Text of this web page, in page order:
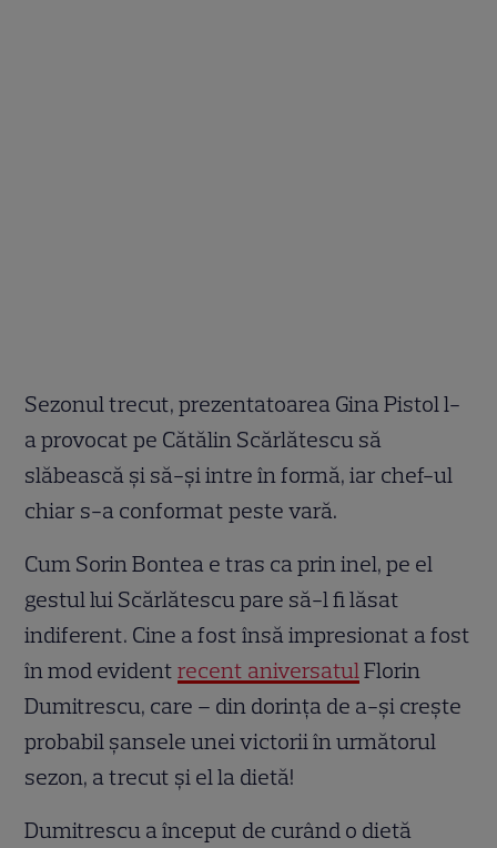
Sezonul trecut, prezentatoarea Gina Pistol l-
a provocat pe Cătălin Scărlătescu să
slăbească și să-și intre în formă, iar chef-ul
chiar s-a conformat peste vară.
Cum Sorin Bontea e tras ca prin inel, pe el
gestul lui Scărlătescu pare să-l fi lăsat
indiferent. Cine a fost însă impresionat a fost
în mod evidentrecent aniversatulFlorin
Dumitrescu, care – din dorința de a-și crește
probabil șansele unei victorii în următorul
sezon, a trecut și el la dietă!
Dumitrescu a început de curând o dietă